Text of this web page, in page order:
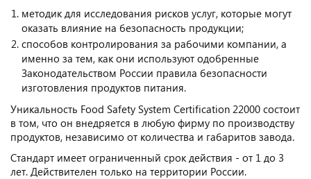
методик для исследования рисков услуг, которые могут
оказать влияние на безопасность продукции;
способов контролирования за рабочими компании, а
именно за тем, как они используют одобренные
Законодательством России правила безопасности
изготовления продуктов питания.
Уникальность Food Safety System Certification 22000 состоит
в том, что он внедряется в любую фирму по производству
продуктов, независимо от количества и габаритов завода.
Стандарт имеет ограниченный срок действия - от 1 до 3
лет. Действителен только на территории России.